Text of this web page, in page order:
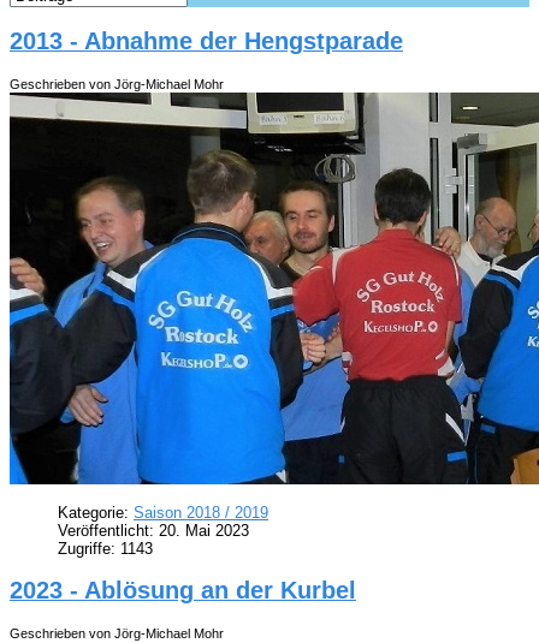
2013 - Abnahme der Hengstparade
Geschrieben von Jörg-Michael Mohr
Kategorie: Saison 2018 / 2019
Veröffentlicht: 20. Mai 2023
Zugriffe: 1143
2023 - Ablösung an der Kurbel
Geschrieben von Jörg-Michael Mohr